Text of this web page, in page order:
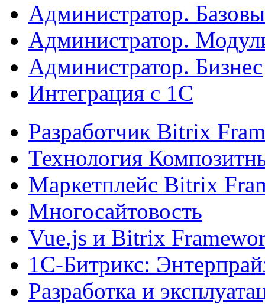
Администратор.
Администратор.
Администратор. Бизнес
Интеграция с 1С
Разработчик Bitrix
Технология
Маркетплейс Bitrix
Многосайтовость
Vue.js и Bitrix
1С-Битрикс:
Разработка и